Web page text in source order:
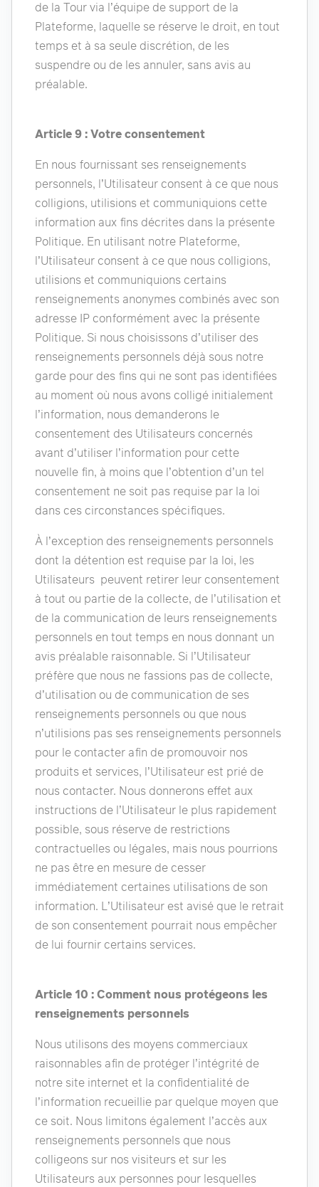
de la Tour via l’équipe de support de la
Plateforme, laquelle se réserve le droit, en tout
temps et à sa seule discrétion, de les
suspendre ou de les annuler, sans avis au
préalable.
Article 9 : Votre consentement
En nous fournissant ses renseignements
personnels, l’Utilisateur consent à ce que nous
colligions, utilisions et communiquions cette
information aux fins décrites dans la présente
Politique. En utilisant notre Plateforme,
l’Utilisateur consent à ce que nous colligions,
utilisions et communiquions certains
renseignements anonymes combinés avec son
adresse IP conformément avec la présente
Politique. Si nous choisissons d’utiliser des
renseignements personnels déjà sous notre
garde pour des fins qui ne sont pas identifiées
au moment où nous avons colligé initialement
l’information, nous demanderons le
consentement des Utilisateurs concernés
avant d’utiliser l’information pour cette
nouvelle fin, à moins que l’obtention d’un tel
consentement ne soit pas requise par la loi
dans ces circonstances spécifiques.
À l’exception des renseignements personnels
dont la détention est requise par la loi, les
Utilisateurs peuvent retirer leur consentement
à tout ou partie de la collecte, de l’utilisation et
de la communication de leurs renseignements
personnels en tout temps en nous donnant un
avis préalable raisonnable. Si l’Utilisateur
préfère que nous ne fassions pas de collecte,
d’utilisation ou de communication de ses
renseignements personnels ou que nous
n’utilisions pas ses renseignements personnels
pour le contacter afin de promouvoir nos
produits et services, l’Utilisateur est prié de
nous contacter. Nous donnerons effet aux
instructions de l’Utilisateur le plus rapidement
possible, sous réserve de restrictions
contractuelles ou légales, mais nous pourrions
ne pas être en mesure de cesser
immédiatement certaines utilisations de son
information. L’Utilisateur est avisé que le retrait
de son consentement pourrait nous empêcher
de lui fournir certains services.
Article 10 : Comment nous protégeons les
renseignements personnels
Nous utilisons des moyens commerciaux
raisonnables afin de protéger l’intégrité de
notre site internet et la confidentialité de
l’information recueillie par quelque moyen que
ce soit. Nous limitons également l’accès aux
renseignements personnels que nous
colligeons sur nos visiteurs et sur les
Utilisateurs aux personnes pour lesquelles